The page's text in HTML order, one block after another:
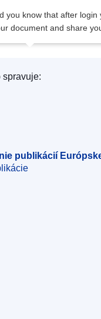
you know that after login
document and share
publikácií
spravuje:
publikácií